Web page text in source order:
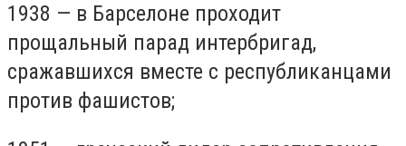
1938 — в Барселоне проходит
прощальный парад интербригад,
сражавшихся вместе с республиканцами
против фашистов;